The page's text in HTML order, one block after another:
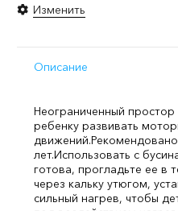
Изменить
Описание
Неограниченный простор
ребенку развивать
движений.
лет.Использовать с
готова, прогладьте ее в
через кальку утюгом,
сильный нагрев, чтобы